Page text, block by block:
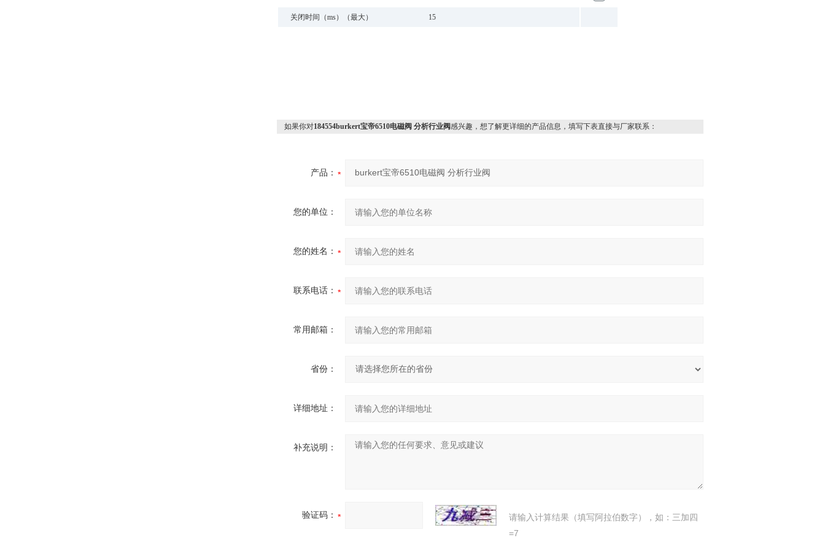
关闭时间（ms）（最大） 15
如果你对184554burkert宝帝6510电磁阀 分析行业阀感兴趣，想了解更详细的产品信息，填写下表直接与厂家联系：
产品：
您的单位：
您的姓名：
联系电话：
常用邮箱：
省份：
详细地址：
补充说明：
验证码：
请输入计算结果（填写阿拉伯数字），如：三加四
=7